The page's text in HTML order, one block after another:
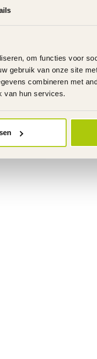
om functies voor
gebruik van onze site
combineren met
van hun services.